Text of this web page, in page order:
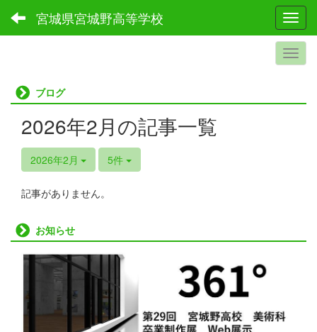
宮城県宮城野高等学校
ブログ
2026年2月の記事一覧
2026年2月 5件
記事がありません。
お知らせ